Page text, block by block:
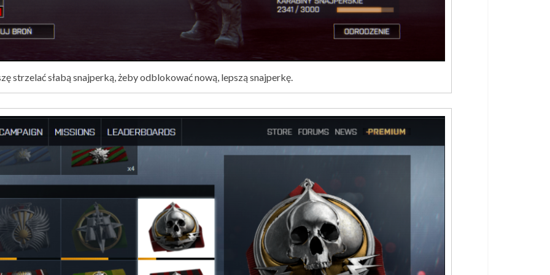
strzelać słabą snajperką, żeby odblokować nową, lepszą snajperkę.